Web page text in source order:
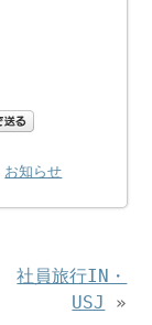
お知らせ
社員旅行IN・
USJ
»